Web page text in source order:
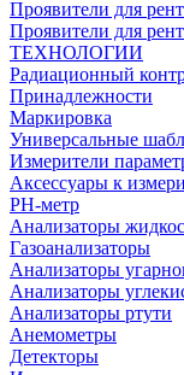
Проявители для
Проявители для
ТЕХНОЛОГИИ
Радиационный
Принадлежности
Маркировка
Универсальные
Измерители
Аксессуары к
PH-метр
Анализаторы
Газоанализаторы
Анализаторы
Анализаторы
Анализаторы ртути
Анемометры
Детекторы